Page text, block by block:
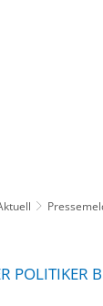
POLITIKER